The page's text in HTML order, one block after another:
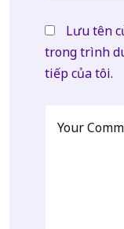
Lưu tên
trong trình
tiếp của tôi.